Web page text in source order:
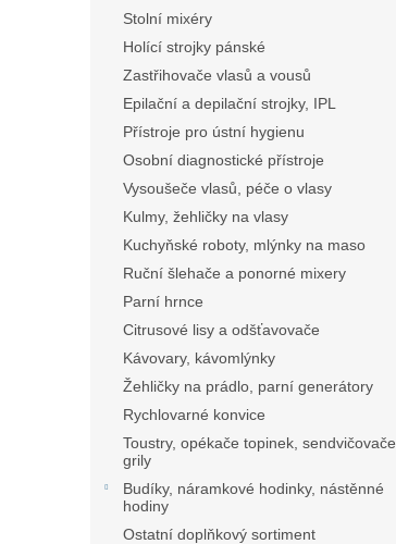
Stolní mixéry
Holící strojky pánské
Zastřihovače vlasů a vousů
Epilační a depilační strojky, IPL
Přístroje pro ústní hygienu
Osobní diagnostické přístroje
Vysoušeče vlasů, péče o vlasy
Kulmy, žehličky na vlasy
Kuchyňské roboty, mlýnky na maso
Ruční šlehače a ponorné mixery
Parní hrnce
Citrusové lisy a odšťavovače
Kávovary, kávomlýnky
Žehličky na prádlo, parní generátory
Rychlovarné konvice
Toustry, opékače topinek, sendvičovače,
grily
Budíky, náramkové hodinky, nástěnné
hodiny
Ostatní doplňkový sortiment